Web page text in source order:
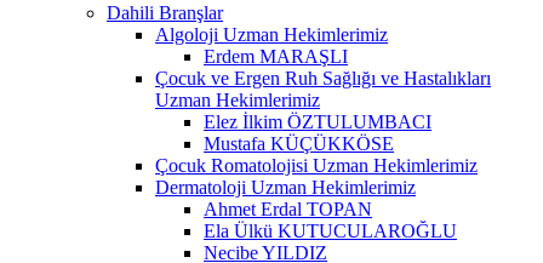
Dahili Branşlar
Algoloji Uzman Hekimlerimiz
Erdem MARAŞLI
Çocuk ve Ergen Ruh Sağlığı ve Hastalıkları
Uzman Hekimlerimiz
Elez İlkim ÖZTULUMBACI
Mustafa KÜÇÜKKÖSE
Çocuk Romatolojisi Uzman Hekimlerimiz
Dermatoloji Uzman Hekimlerimiz
Ahmet Erdal TOPAN
Ela Ülkü KUTUCULAROĞLU
Necibe YILDIZ